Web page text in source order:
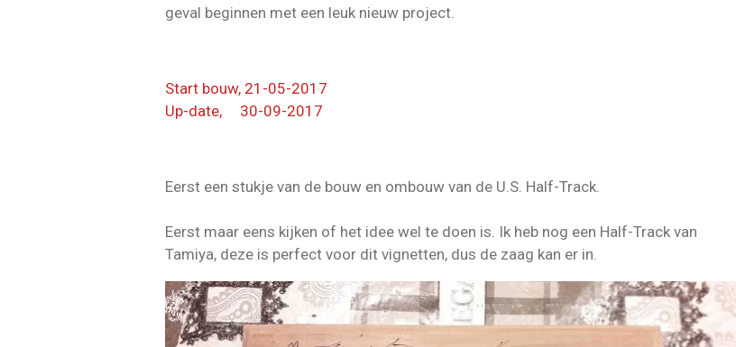
geval beginnen met een leuk nieuw project.
Start bouw, 21-05-2017
Up-date, 30-09-2017
Eerst een stukje van de bouw en ombouw van de U.S. Half-Track.
Eerst maar eens kijken of het idee wel te doen is. Ik heb nog een Half-Track van
Tamiya, deze is perfect voor dit vignetten, dus de zaag kan er in.